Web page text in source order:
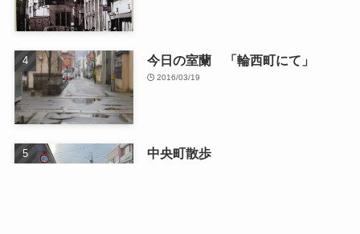
今日の室蘭 「輪西町にて」
2016/03/19
中央町散歩